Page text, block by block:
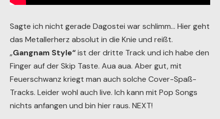
Sagte ich nicht gerade Dagostei war schlimm… Hier geht
das Metallerherz absolut in die Knie und reißt.
„Gangnam Style“ist der dritte Track und ich habe den
Finger auf der Skip Taste. Aua aua. Aber gut, mit
Feuerschwanz kriegt man auch solche Cover-Spaß-
Tracks. Leider wohl auch live. Ich kann mit Pop Songs
nichts anfangen und bin hier raus. NEXT!